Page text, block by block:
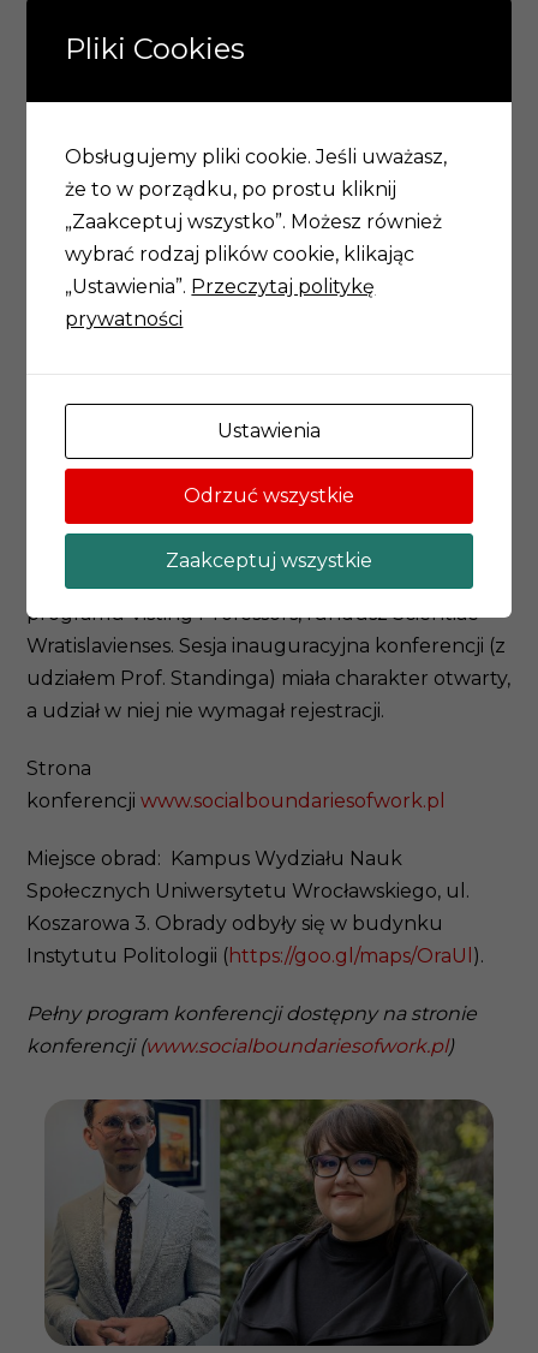
kategoriom pracowników. Z jednej strony, zmiany
w prawie pracy oraz uelastyczniający się rynek
społecznych systematyzacji i wyjaśniania nowych
skutków. Z drugiej strony, dla zrozumienia
przemian w sferze pracy i przebudowy polityki
społecznej, konieczne wydaje się wyjście poza
redukcjonistyczne identyfikowanie pracy z
zatrudnieniem i rynkiem pracy.
pracy i zatrudnienia w XXI wieku, w tym m.in. “The
Precariat. The new dangerous class” (Bloomsbury
Academic 2011). Wizyta Profesora Standinga na
Uniwersytecie Wrocławskim oraz jego wykład
otwierający konferencję współfinansowane są ze
środków Miasta Wrocławia w ramach
programu Visting Professors, fundusz Scientiae
Wratislavienses. Sesja inauguracyjna konferencji (z
udziałem Prof. Standinga) miała charakter otwarty,
a udział w niej nie wymagał rejestracji.
Strona
konferencjiwww.socialboundariesofwork.pl
Miejsce obrad: Kampus Wydziału Nauk
Społecznych Uniwersytetu Wrocławskiego, ul.
Koszarowa 3. Obrady odbyły się w budynku
Instytutu Politologii (https://goo.gl/maps/OraUl ).
Pełny program konferencji dostępny na stronie
konferencji (www.socialboundariesofwork.pl)
Pliki Cookies
Obsługujemy pliki cookie. Jeśli uważasz,
że to w porządku, po prostu kliknij
„Zaakceptuj wszystko”. Możesz również
wybrać rodzaj plików cookie, klikając
„Ustawienia”. Przeczytaj politykę
prywatności
Ustawienia
Odrzuć wszystkie
Zaakceptuj wszystkie